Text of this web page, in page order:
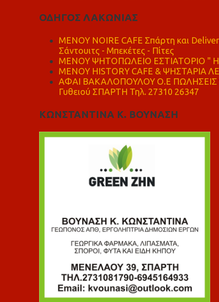
ΟΔΗΓΟΣ ΛΑΚΩΝΙΑΣ
MENOY NOIRE CAFE Σπάρτη και
Σάντουιτς - Μπεκέτες - Πίτες
ΜΕΝΟΥ ΨΗΤΟΠΩΛΕΙΟ ΕΣΤΙΑΤΟΡΙΟ "
ΜΕΝΟΥ HISTORY CAFE & ΨΗΣΤΑΡΙΑ
ΑΦΑΙ ΒΑΚΑΛΟΠΟΥΛΟΥ Ο.Ε ΠΩΛΗΣΕΙΣ
Γυθειού ΣΠΑΡΤΗ Τηλ. 27310 26347
ΚΩΝΣΤΑΝΤΙΝΑ Κ. ΒΟΥΝΑΣΗ